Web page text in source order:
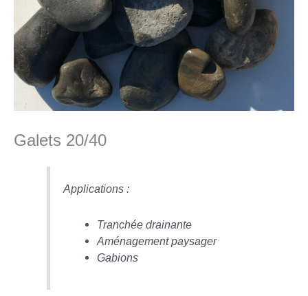
Galets 20/40
Applications :
Tranchée drainante
Aménagement paysager
Gabions